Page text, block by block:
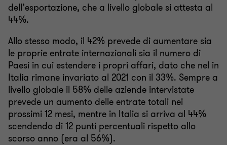
dell’esportazione, che a livello globale si attesta al
44%.
Allo stesso modo, il 42% prevede di aumentare sia
le proprie entrate internazionali sia il numero di
Paesi in cui estendere i propri affari, dato che nel in
Italia rimane invariato al 2021 con il 33%. Sempre a
livello globale il 58% delle aziende intervistate
prevede un aumento delle entrate totali nei
prossimi 12 mesi, mentre in Italia si arriva al 44%
scendendo di 12 punti percentuali rispetto allo
scorso anno (era al 56%).